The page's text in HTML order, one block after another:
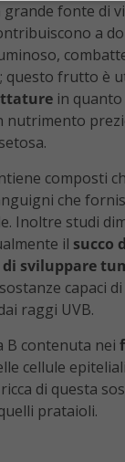
grande fonte di
a
questo frutto è
in
nutrimento
composti
che
Inoltre studi
il succo
sviluppare
capaci
raggi UVB.
B contenuta nei
cellule
di questa
prataioli.